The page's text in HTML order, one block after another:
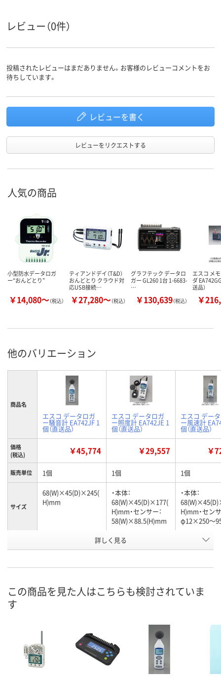
レビュー（0件）
投稿されたレビューはまだありません。お客様のレビューコメントをお
待ちしています。
レビューを書く
レビューをリクエストする
人気の商品
小型防水データロガ
ー“おんどとり”
￥14,080～（税込）
ティアンドデイ（T&D）
おんどとり クラウド対
応USB接続…
￥27,280～（税込）
グラフテック データロ
ガー GL260 1台 1-6683-
…
￥130,639（税込）
エスコ メ
ダ
送品）
￥
他のバリエーション
商品名
エスコ データロガ
ー騒音計 EA742JF 1
個（直送品）
エスコ データロガ
ー照度計 EA742JE 1
個（直送品）
エスコ デー
ー風速計
個（直送品）
価格
(税込)
￥45,774 ￥29,557 ￥
販売単位 1個 1個 1個
サイズ
68(W)×45(D)×245(
H)mm
・本体：
68(W)×45(D)×177(
H)mm・センサー：
58(W)×88.5(H)mm
・本体：
H)mm・セン
φ12×250～
重量
約430g(電池および
照度センサーを含
約360g(電池
電源
またはACアダプタ
ー（別売）
またはACアダプタ
ー(別売)
属)×6本また
ダプター（別売
わずか
お届け日 8月21日（金）まで
詳しく見る
この商品を見た人はこちらも検討されていま
す